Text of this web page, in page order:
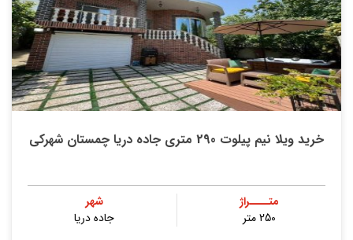
خرید ویلا نیم پیلوت 290 متری جاده دریا چمستان شهرکی
متــــراژ
250 متر
شهر
جاده دریا